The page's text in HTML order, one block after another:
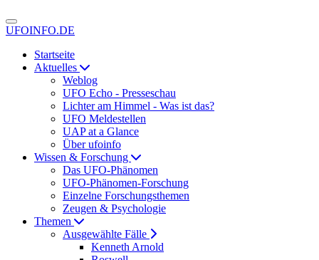
UFOINFO.DE
Startseite
Aktuelles
Weblog
UFO Echo - Presseschau
Lichter am Himmel - Was ist das?
UFO Meldestellen
UAP at a Glance
Über ufoinfo
Wissen & Forschung
Das UFO-Phänomen
UFO-Phänomen-Forschung
Einzelne Forschungsthemen
Zeugen & Psychologie
Themen
Ausgewählte Fälle
Kenneth Arnold